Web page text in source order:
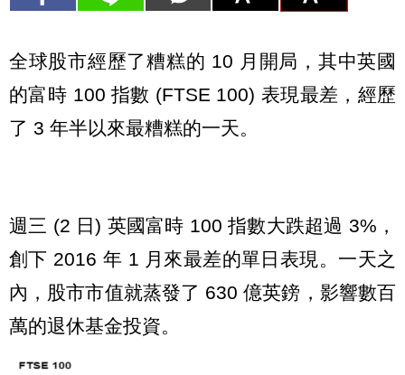
全球股市經歷了糟糕的 10 月開局，其中英國
的富時 100 指數 (FTSE 100) 表現最差，經歷
了 3 年半以來最糟糕的一天。
週三 (2 日) 英國富時 100 指數大跌超過 3%，
創下 2016 年 1 月來最差的單日表現。一天之
內，股市市值就蒸發了 630 億英鎊，影響數百
萬的退休基金投資。